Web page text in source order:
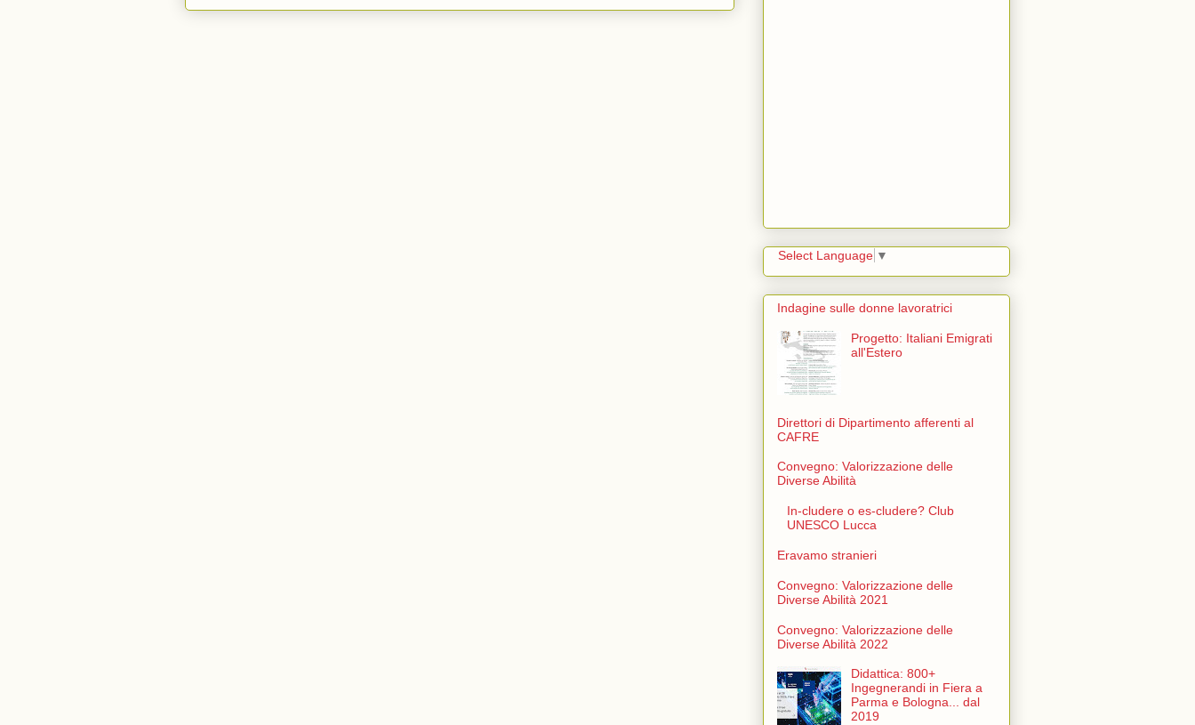
Select Language ▼
Indagine sulle donne lavoratrici
Progetto: Italiani Emigrati
all'Estero
Direttori di Dipartimento afferenti al
CAFRE
Convegno: Valorizzazione delle
Diverse Abilità
In-cludere o es-cludere? Club
UNESCO Lucca
Eravamo stranieri
Convegno: Valorizzazione delle
Diverse Abilità 2021
Convegno: Valorizzazione delle
Diverse Abilità 2022
Didattica: 800+
Ingegnerandi in Fiera a
Parma e Bologna... dal
2019